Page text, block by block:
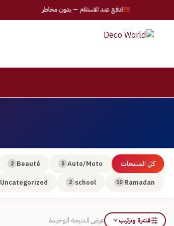
ادفع عند الاستلام — بدون مخاطر
كل المنتجات Auto/Moto
5
Beauté
2
Ramadan
10
school
2
Uncategorized
فلترة وترتيب عرض النتيجة الوحيدة